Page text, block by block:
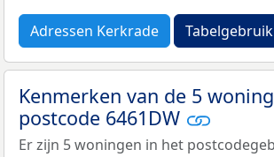
Adressen Kerkrade Tabelgebruik
Kenmerken van de 5
postcode 6461DW
Er zijn 5 woningen in het